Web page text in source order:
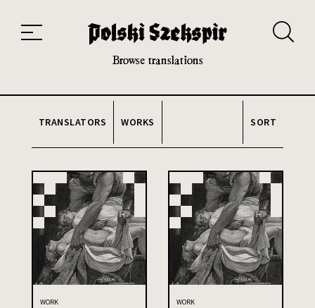
20th and 21st century module
Browse translations
TRANSLATORS WORKS SORT
WORK WORK